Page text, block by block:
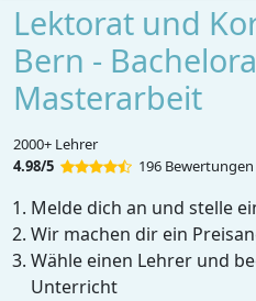
Lektorat und
Bern -
Masterarbeit
2000+ Lehrer
4.98/5
196 Bewertungen
Melde dich an und stelle
Wir machen dir ein
Wähle einen Lehrer und
Unterricht